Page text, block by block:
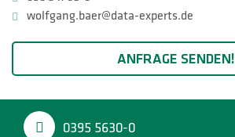
wolfgang.baer@data-experts.de
ANFRAGE SENDEN!
0395 5630-0